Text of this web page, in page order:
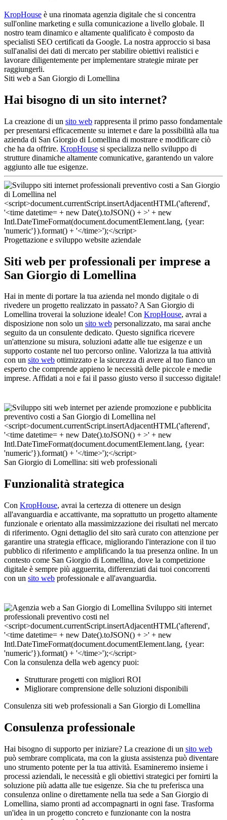
KropHouse è una rinomata agenzia digitale che si concentra
sull'online marketing e sulla comunicazione a livello globale. Il
nostro team dinamico e altamente qualificato è composto da
specialisti SEO certificati da Google. La nostra approccio si basa
sull'analisi dei dati di mercato per stabilire obiettivi realistici e
lavorare diligentemente per implementare strategie mirate per
raggiungerli.
Siti web a San Giorgio di Lomellina
Hai bisogno di un sito internet?
La creazione di un sito web rappresenta il primo passo fondamentale
per presentarsi efficacemente su internet e dare la possibilità alla tua
azienda di San Giorgio di Lomellina di mostrare e modificare ciò
che ha da offrire. KropHouse si specializza nello sviluppo di
strutture dinamiche altamente comunicative, garantendo un valore
aggiunto alle tue esigenze.
Progettazione e sviluppo website aziendale
Siti web per professionali per imprese a
San Giorgio di Lomellina
Hai in mente di portare la tua azienda nel mondo digitale o di
rivedere un progetto realizzato in passato? A San Giorgio di
Lomellina troverai la soluzione ideale! Con KropHouse, avrai a
disposizione non solo un sito web personalizzato, ma sarai anche
seguito da un consulente dedicato. Questo significa ricevere
un'attenzione su misura, soluzioni adatte alle tue esigenze e un
supporto costante nel tuo percorso online. Valorizza la tua attività
con un sito web ottimizzato e la sicurezza di avere al tuo fianco un
esperto che comprende appieno le necessità delle piccole e medie
imprese. Affidati a noi e fai il passo giusto verso il successo digitale!
San Giorgio di Lomellina: siti web professionali
Funzionalità strategica
Con KropHouse, avrai la certezza di ottenere un design
all'avanguardia e accattivante, ma soprattutto un progetto altamente
funzionale e orientato alla massimizzazione dei risultati nel mercato
di riferimento. Ogni dettaglio del sito sarà curato con attenzione per
garantire una strategia efficace, migliorando l'interazione con il tuo
pubblico di riferimento e amplificando la tua presenza online. In un
contesto come San Giorgio di Lomellina, dove la competizione
digitale è sempre più agguerrita, differenziati dai tuoi concorrenti
con un sito web professionale e all'avanguardia.
Con la consulenza della web agency puoi:
Strutturare progetti con migliori ROI
Migliorare comprensione delle soluzioni disponibili
Consulenza siti web professionali a San Giorgio di Lomellina
Consulenza professionale
Hai bisogno di supporto per iniziare? La creazione di un sito web
può sembrare complicata, ma con la giusta assistenza può diventare
uno strumento potente per la tua attività. Esamineremo insieme i
processi aziendali, le necessità e gli obiettivi strategici per fornirti la
soluzione più adatta alle tue esigenze. Sia che tu preferisca una
consulenza online o direttamente nella tua sede a San Giorgio di
Lomellina, siamo pronti ad accompagnarti in ogni fase. Trasforma
un'idea in un progetto concreto e funzionante con la nostra